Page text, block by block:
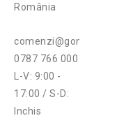
România
comenzi@gonga.ro
0787 766 000
L-V: 9:00 -
17:00 / S-D:
Inchis